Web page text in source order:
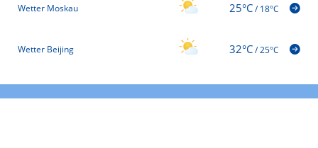
Wetter Moskau 25°C/18°C
Wetter Beijing 32°C/25°C